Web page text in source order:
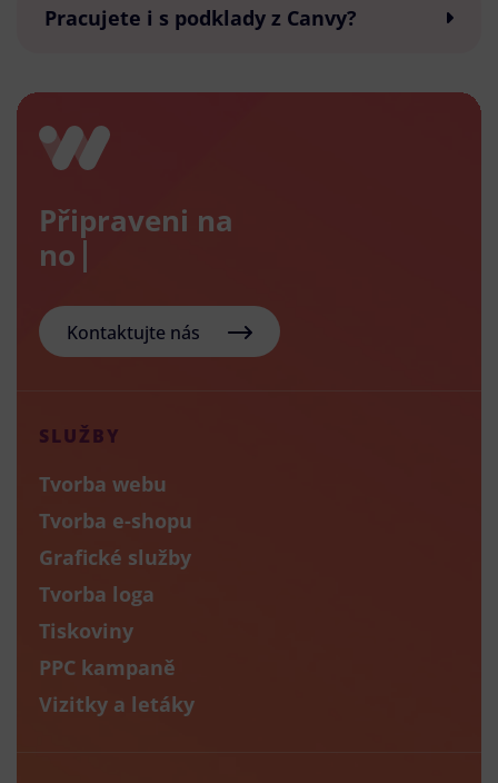
Pracujete i s podklady z Canvy?
Připraveni na
nový e-
Kontaktujte nás
SLUŽBY
Tvorba webu
Tvorba e-shopu
Grafické služby
Tvorba loga
Tiskoviny
PPC kampaně
Vizitky a letáky